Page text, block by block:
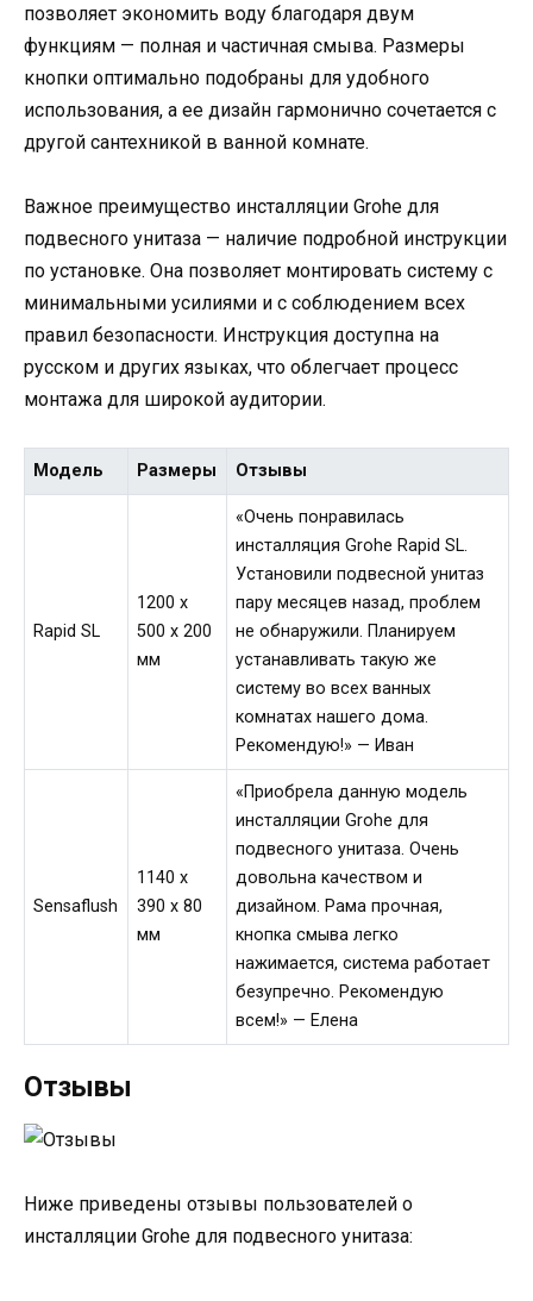
позволяет экономить воду благодаря двум
функциям — полная и частичная смыва. Размеры
кнопки оптимально подобраны для удобного
использования, а ее дизайн гармонично сочетается с
другой сантехникой в ванной комнате.
Важное преимущество инсталляции Grohe для
подвесного унитаза — наличие подробной инструкции
по установке. Она позволяет монтировать систему с
минимальными усилиями и с соблюдением всех
правил безопасности. Инструкция доступна на
русском и других языках, что облегчает процесс
монтажа для широкой аудитории.
Модель Размеры Отзывы
Rapid SL
1200 x
500 x 200
мм
«Очень понравилась
инсталляция Grohe Rapid SL.
Установили подвесной унитаз
пару месяцев назад, проблем
не обнаружили. Планируем
устанавливать такую же
систему во всех ванных
комнатах нашего дома.
Рекомендую!» — Иван
Sensaflush
1140 x
390 x 80
мм
«Приобрела данную модель
инсталляции Grohe для
подвесного унитаза. Очень
довольна качеством и
дизайном. Рама прочная,
кнопка смыва легко
нажимается, система работает
безупречно. Рекомендую
всем!» — Елена
Отзывы
Ниже приведены отзывы пользователей о
инсталляции Grohe для подвесного унитаза: